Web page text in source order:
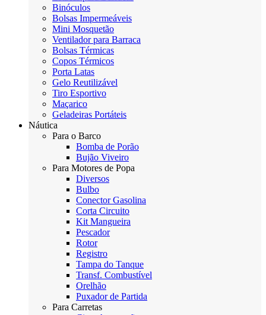
Binóculos
Bolsas Impermeáveis
Mini Mosquetão
Ventilador para Barraca
Bolsas Térmicas
Copos Térmicos
Porta Latas
Gelo Reutilizável
Tiro Esportivo
Maçarico
Geladeiras Portáteis
Náutica
Para o Barco
Bomba de Porão
Bujão Viveiro
Para Motores de Popa
Diversos
Bulbo
Conector Gasolina
Corta Circuito
Kit Mangueira
Pescador
Rotor
Registro
Tampa do Tanque
Transf. Combustível
Orelhão
Puxador de Partida
Para Carretas